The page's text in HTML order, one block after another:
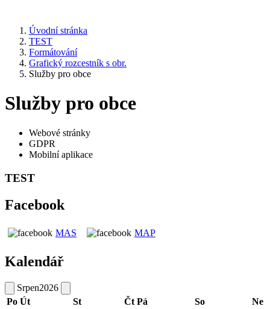
Úvodní stránka
TEST
Formátování
Grafický rozcestník s obr.
Služby pro obce
Služby pro obce
Webové stránky
GDPR
Mobilní aplikace
TEST
Facebook
MAS MAP
Kalendář
Srpen2026
Po Út St Čt Pá So Ne